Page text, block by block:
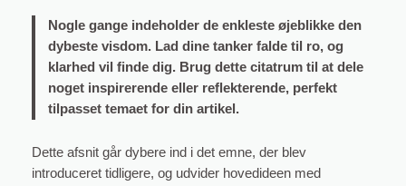
Nogle gange indeholder de enkleste øjeblikke den
dybeste visdom. Lad dine tanker falde til ro, og
klarhed vil finde dig. Brug dette citatrum til at dele
noget inspirerende eller reflekterende, perfekt
tilpasset temaet for din artikel.
Dette afsnit går dybere ind i det emne, der blev
introduceret tidligere, og udvider hovedideen med